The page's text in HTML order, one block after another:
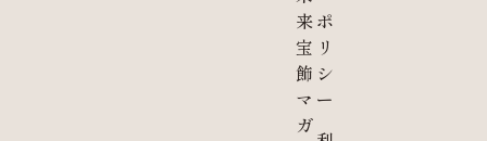
来
宝
飾
マ
ガ
ポ
リ
シ
ー